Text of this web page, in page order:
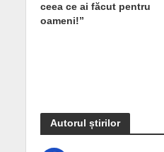
ceea ce ai făcut pentru
oameni!”
Autorul știrilor